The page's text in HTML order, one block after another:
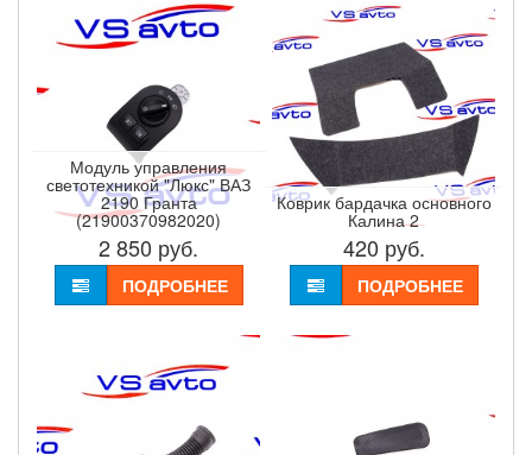
Модуль управления
светотехникой "Люкс" ВАЗ
2190 Гранта
(21900370982020)
2 850 руб.
ПОДРОБНЕЕ
Коврик бардачка основного
Калина 2
420 руб.
ПОДРОБНЕЕ